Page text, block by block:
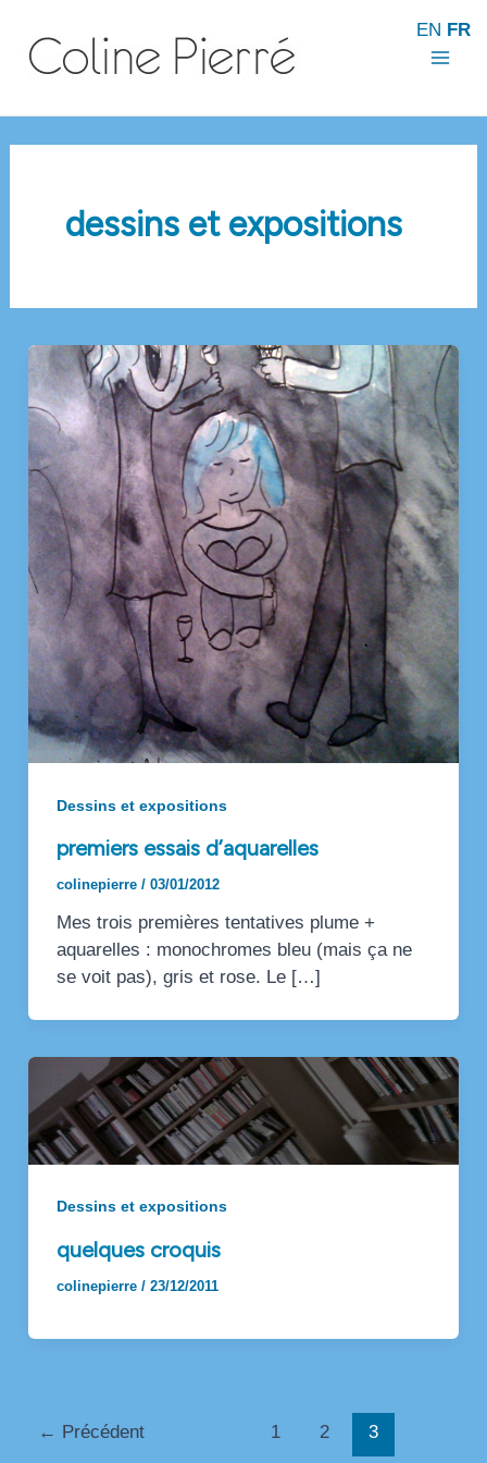
contenu
dessins et expositions
Dessins et expositions
premiers essais d’aquarelles
colinepierre / 03/01/2012
Mes trois premières tentatives plume +
aquarelles : monochromes bleu (mais ça ne
se voit pas), gris et rose. Le […]
Dessins et expositions
quelques croquis
colinepierre / 23/12/2011
Pagination
← Précédent 1 2 3
EN FR